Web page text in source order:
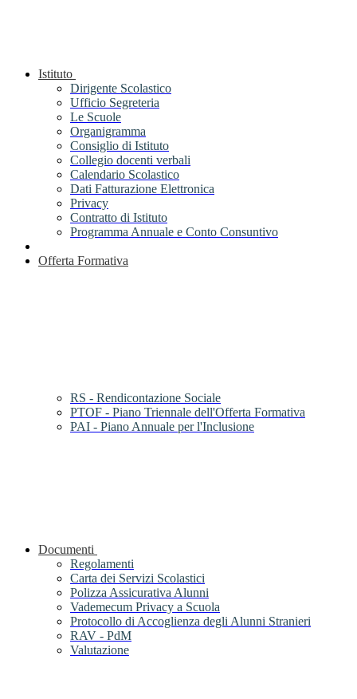
Istituto
Dirigente Scolastico
Ufficio Segreteria
Le Scuole
Organigramma
Consiglio di Istituto
Collegio docenti verbali
Calendario Scolastico
Dati Fatturazione Elettronica
Privacy
Contratto di Istituto
Programma Annuale e Conto Consuntivo
Offerta Formativa
RS - Rendicontazione Sociale
PTOF - Piano Triennale dell'Offerta Formativa
PAI - Piano Annuale per l'Inclusione
Documenti
Regolamenti
Carta dei Servizi Scolastici
Polizza Assicurativa Alunni
Vademecum Privacy a Scuola
Protocollo di Accoglienza degli Alunni Stranieri
RAV - PdM
Valutazione